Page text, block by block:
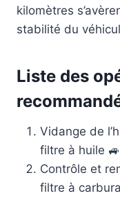
kilomètres
stabilité du
Liste des
Vidange de
filtre à huile 🚙
Contrôle et
filtre à